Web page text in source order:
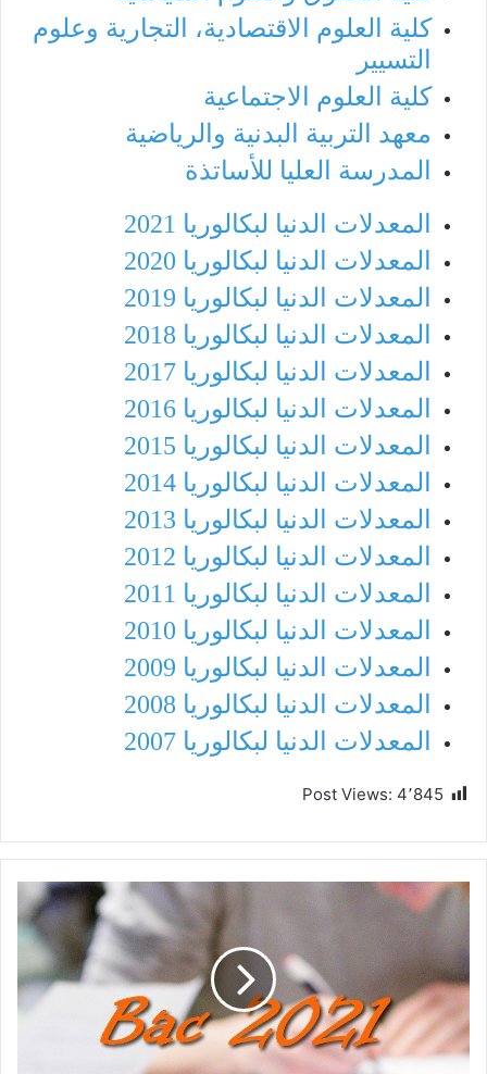
كلية العلوم الاقتصادية، التجارية وعلوم
التسيير
كلية العلوم الاجتماعية
معهد التربية البدنية والرياضية
المدرسة العليا للأساتذة
المعدلات الدنيا لبكالوريا 2021
المعدلات الدنيا لبكالوريا 2020
المعدلات الدنيا لبكالوريا 2019
المعدلات الدنيا لبكالوريا 2018
المعدلات الدنيا لبكالوريا 2017
المعدلات الدنيا لبكالوريا 2016
المعدلات الدنيا لبكالوريا 2015
المعدلات الدنيا لبكالوريا 2014
المعدلات الدنيا لبكالوريا 2013
المعدلات الدنيا لبكالوريا 2012
المعدلات الدنيا لبكالوريا 2011
المعدلات الدنيا لبكالوريا 2010
المعدلات الدنيا لبكالوريا 2009
المعدلات الدنيا لبكالوريا 2008
المعدلات الدنيا لبكالوريا 2007
Post Views: 4٬845